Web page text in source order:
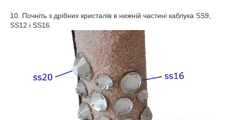
10. Почніть з дрібних кристалів в нижній частині каблука SS9,
SS12 і SS16.